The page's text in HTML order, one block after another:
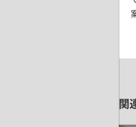
関